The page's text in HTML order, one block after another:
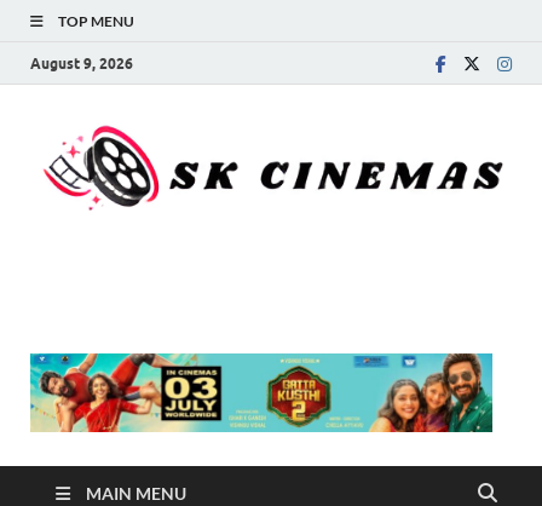
TOP MENU
August 9, 2026
MAIN MENU